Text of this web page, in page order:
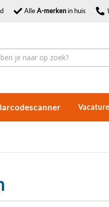
AlleA-merkenin huis